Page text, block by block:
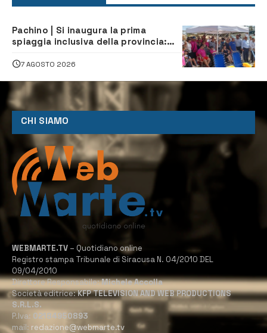
Pachino | Si inaugura la prima
spiaggia inclusiva della provincia:
tutti
7 AGOSTO 2026
CHI SIAMO
WEBMARTE.TV – Quotidiano online
Registro stampa Tribunale di Siracusa N. 04/2010 DEL
09/04/2010
Direttore Responsabile:Michele Accolla
Società editrice:KFP TELEVISION AND WEB PRODUCTIONS
S.R.L.S.
P.Iva: 02184950893
mail: redazione@webmarte.tv